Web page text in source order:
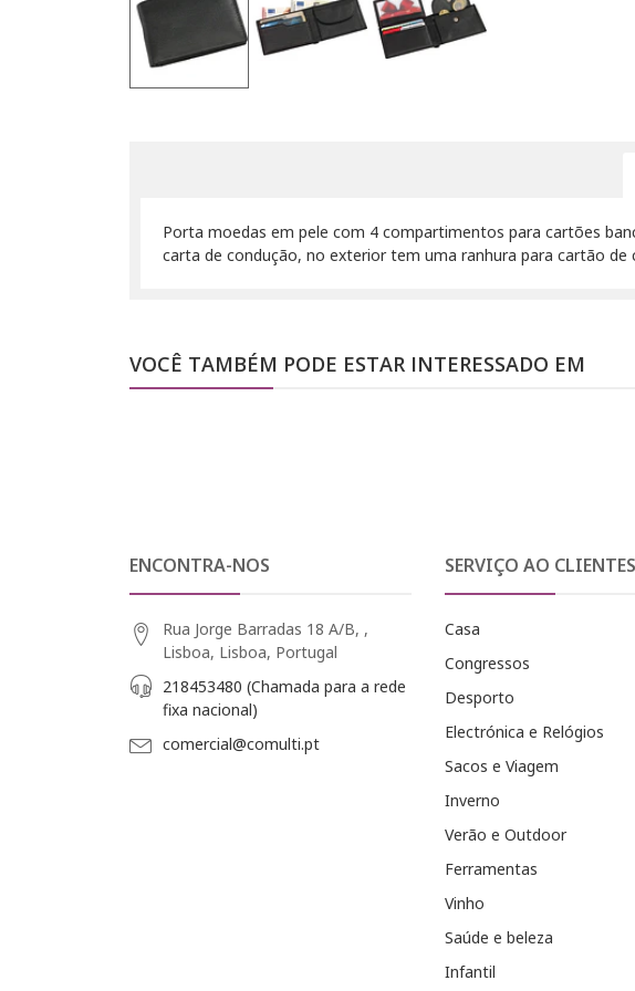
Porta moedas em pele com 4 compartimentos para cartões
carta de condução, no exterior tem uma ranhura para cartão
VOCÊ TAMBÉM PODE ESTAR INTERESSADO EM
ENCONTRA-NOS
Rua Jorge Barradas 18 A/B, ,
Lisboa, Lisboa, Portugal
218453480 (Chamada para a rede
fixa nacional)
comercial@comulti.pt
SERVIÇO AO CLIENTES
Casa
Congressos
Desporto
Electrónica e Relógios
Sacos e Viagem
Inverno
Verão e Outdoor
Ferramentas
Vinho
Saúde e beleza
Infantil